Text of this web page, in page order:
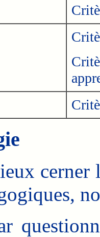
cerner